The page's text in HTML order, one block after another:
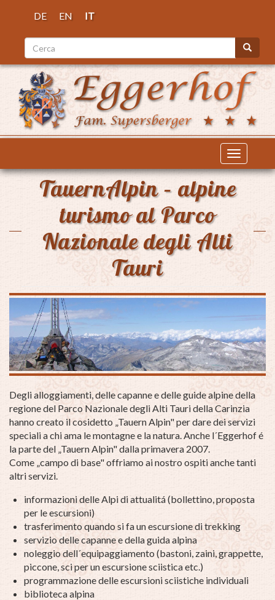
principale
DE EN IT
Cerca Cerca
Toggle
TauernAlpin – alpine
turismo al Parco
Nazionale degli Alti
Tauri
Degli alloggiamenti, delle capanne e delle guide alpine della
regione del Parco Nazionale degli Alti Tauri della Carinzia
hanno creato il cosidetto „Tauern Alpin" per dare dei servizi
speciali a chi ama le montagne e la natura. Anche l´Eggerhof é
la parte del „Tauern Alpin" dalla primavera 2007.
Come „campo di base" offriamo ai nostro ospiti anche tanti
altri servizi.
informazioni delle Alpi di attualitá (bollettino, proposta
per le escursioni)
trasferimento quando si fa un escursione di trekking
servizio delle capanne e della guida alpina
noleggio dell´equipaggiamento (bastoni, zaini, grappette,
piccone, sci per un escursione sciistica etc.)
programmazione delle escursioni sciistiche individuali
biblioteca alpina